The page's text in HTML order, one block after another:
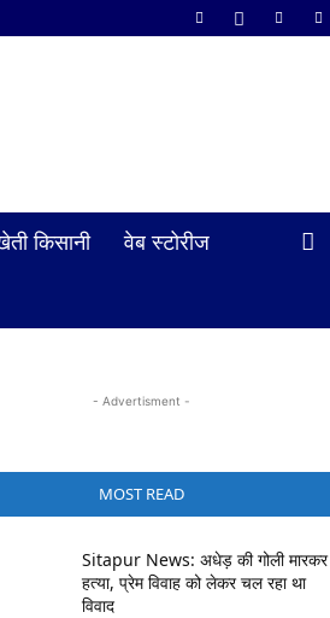
किसानी
वेब स्टोरीज
- Advertisment -
MOST READ
Sitapur News: अधेड़ की गोली मारकर
हत्या, प्रेम विवाह को लेकर चल रहा था
विवाद